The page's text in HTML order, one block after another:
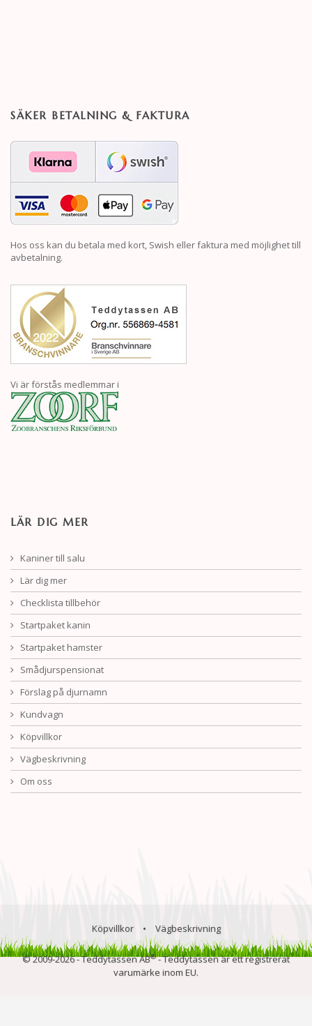
SÄKER BETALNING & FAKTURA
Hos oss kan du betala med kort, Swish eller faktura med möjlighet till
avbetalning.
Vi är förstås medlemmar i
LÄR DIG MER
Kaniner till salu
Lär dig mer
Checklista tillbehör
Startpaket kanin
Startpaket hamster
Smådjurspensionat
Förslag på djurnamn
Kundvagn
Köpvillkor
Vägbeskrivning
Om oss
Köpvillkor • Vägbeskrivning
© 2009-2026 - Teddytassen AB®- Teddytassen är ett registrerat
varumärke inom EU.